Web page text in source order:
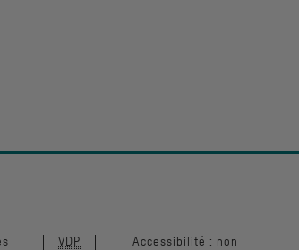
VDP Accessibilité : non